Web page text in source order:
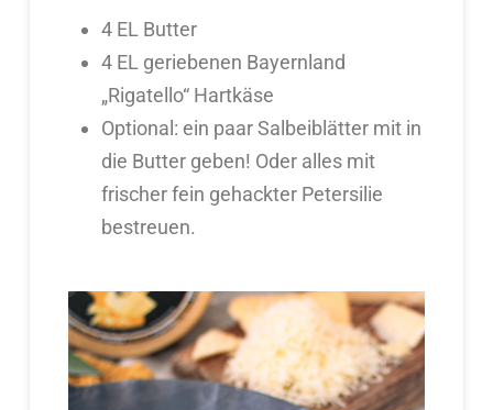
4 EL Butter
4 EL geriebenen Bayernland
„Rigatello“ Hartkäse
Optional: ein paar Salbeiblätter mit in
die Butter geben! Oder alles mit
frischer fein gehackter Petersilie
bestreuen.